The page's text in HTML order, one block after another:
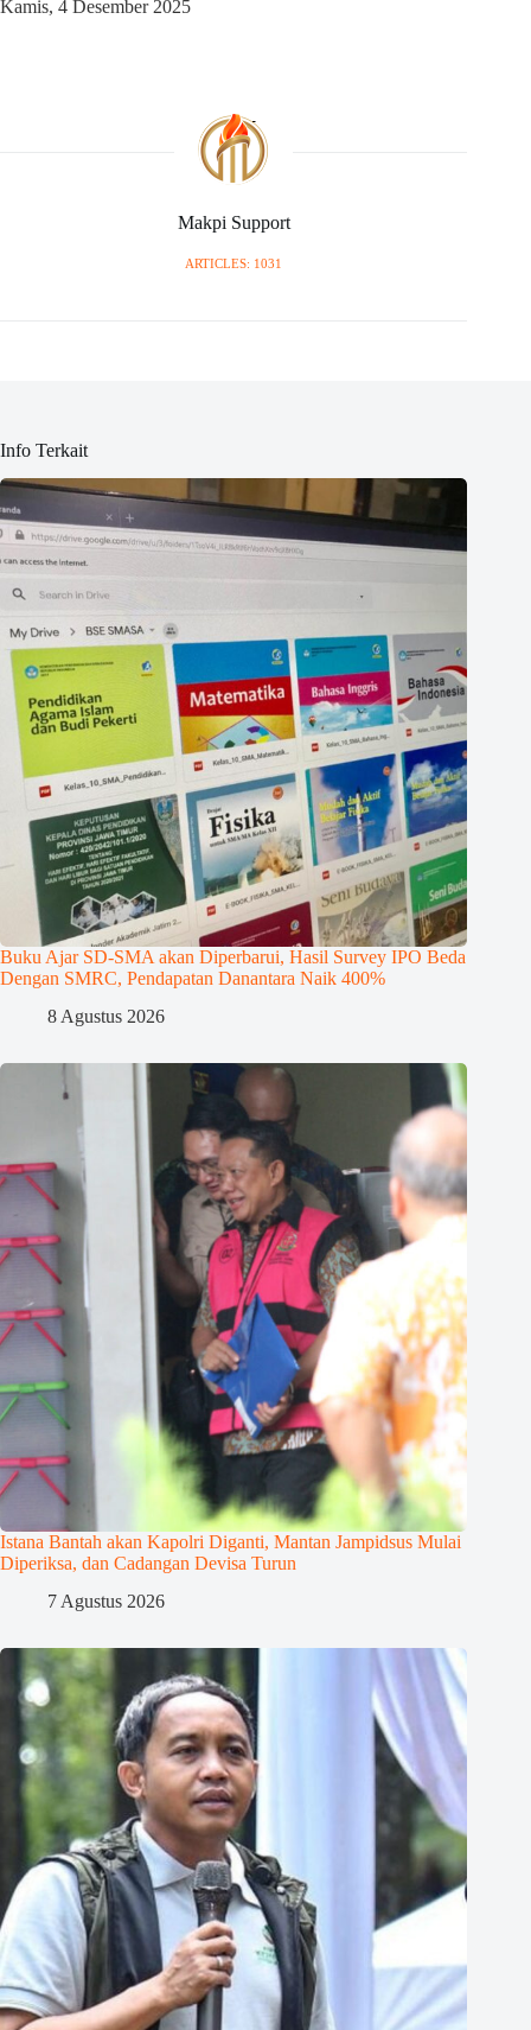
Kamis, 4 Desember 2025
Makpi Support
ARTICLES: 1031
Info Terkait
Buku Ajar SD-SMA akan Diperbarui, Hasil Survey IPO Beda
Dengan SMRC, Pendapatan Danantara Naik 400%
8 Agustus 2026
Istana Bantah akan Kapolri Diganti, Mantan Jampidsus Mulai
Diperiksa, dan Cadangan Devisa Turun
7 Agustus 2026